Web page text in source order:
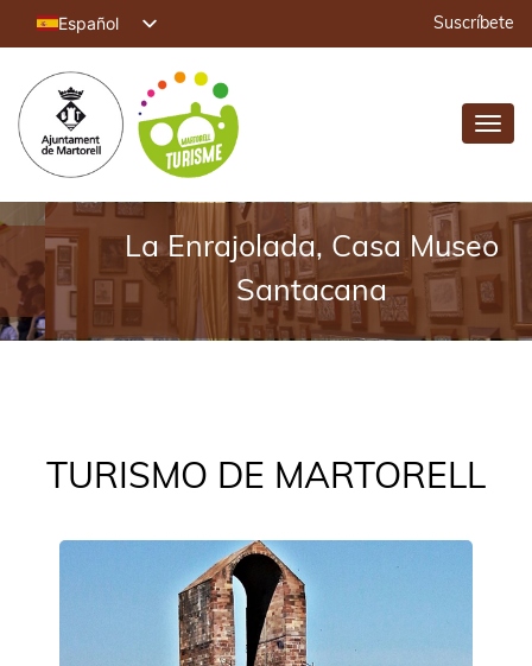
Español
English (UK)
Français
Deutsch
Suscríbete
La Enrajolada, Casa Museo
Santacana
TURISMO DE MARTORELL